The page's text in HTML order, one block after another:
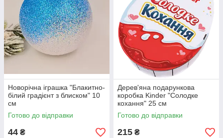
Новорічна іграшка "Блакитно-
білий градієнт з блиском" 10
см
Готово до відправки
44 ₴
Дерев'яна подарункова
коробка Kinder "Солодке
кохання" 25 см
Готово до відправки
215 ₴